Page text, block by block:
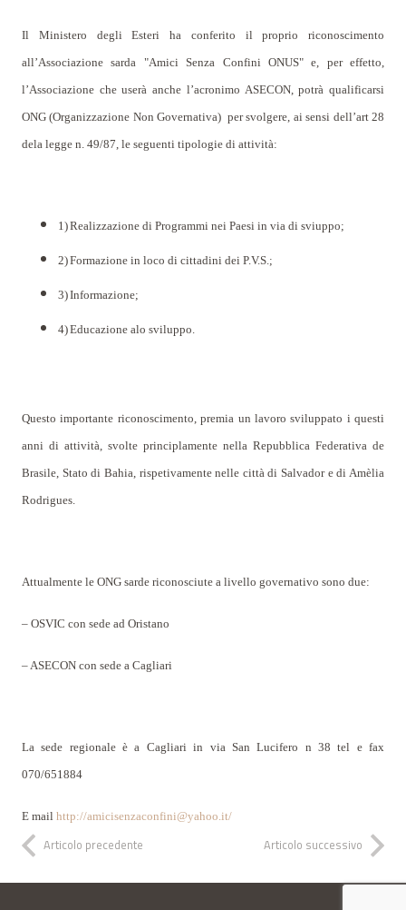
Il Ministero degli Esteri ha conferito il proprio riconoscimento
all’Associazione sarda "Amici Senza Confini ONUS" e, per effetto,
l’Associazione che userà anche l’acronimo ASECON, potrà qualificarsi
ONG (Organizzazione Non Governativa) per svolgere, ai sensi dell’art 28
dela legge n. 49/87, le seguenti tipologie di attività:
1)Realizzazione di Programmi nei Paesi in via di sviuppo;
2)Formazione in loco di cittadini dei P.V.S.;
3)Informazione;
4)Educazione alo sviluppo.
Questo importante riconoscimento, premia un lavoro sviluppato i questi
anni di attività, svolte principlamente nella Repubblica Federativa de
Brasile, Stato di Bahia, rispetivamente nelle città di Salvador e di Amèlia
Rodrigues.
Attualmente le ONG sarde riconosciute a livello governativo sono due:
– OSVIC con sede ad Oristano
– ASECON con sede a Cagliari
La sede regionale è a Cagliari in via San Lucifero n 38 tel e fax
070/651884
E mail http://amicisenzaconfini@yahoo.it/
Articolo precedente Articolo successivo